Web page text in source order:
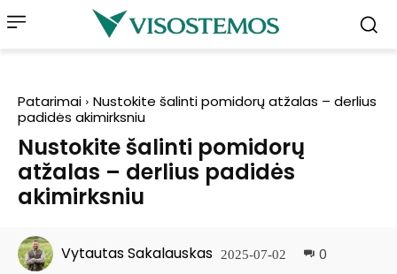
Patarimai
Nustokite šalinti pomidorų atžalas – derlius
padidės akimirksniu
Nustokite šalinti pomidorų
atžalas – derlius padidės
akimirksniu
Vytautas Sakalauskas 2025-07-02 0